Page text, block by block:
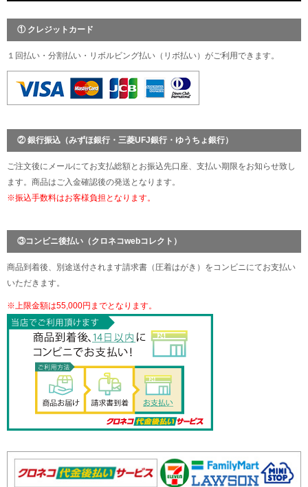
① クレジットカード
１回払い・分割払い・リボルビング払い（リボ払い）がご利用できます。
② 銀行振込（みずほ銀行・三菱UFJ銀行・ゆうちょ銀行）
ご注文後にメールにてお支払総額とお振込先口座、支払い期限をお知らせ致し
ます。商品はご入金確認後の発送となります。
※振込手数料はお客様負担となります。
③コンビニ後払い（クロネコwebコレクト）
商品到着後、別途送付されます請求書（圧着はがき）をコンビニにてお支払い
いただきます。
※上限金額は55,000円までとなります。